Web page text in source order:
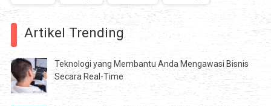
Artikel Trending
Teknologi yang Membantu Anda Mengawasi Bisnis
Secara Real-Time